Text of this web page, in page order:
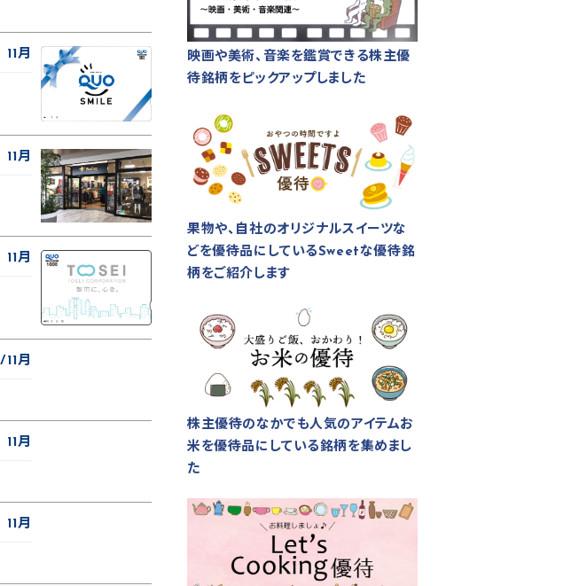
11月
11月
11月
11月
11月
11月
映画や美術、音楽を鑑賞できる株主優
待銘柄をピックアップしました
果物や、自社のオリジナルスイーツな
どを優待品にしているSweetな優待銘
柄をご紹介します
株主優待のなかでも人気のアイテムお
米を優待品にしている銘柄を集めまし
た